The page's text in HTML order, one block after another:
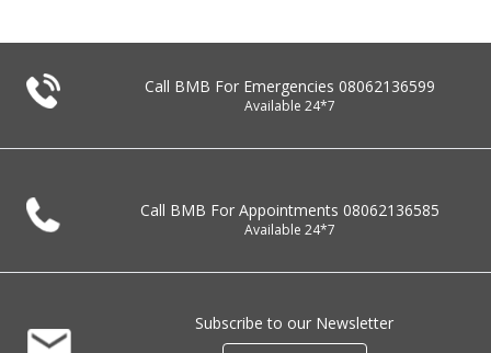
Call BMB For Emergencies 08062136599
Available 24*7
Call BMB For Appointments 08062136585
Available 24*7
Subscribe to our Newsletter